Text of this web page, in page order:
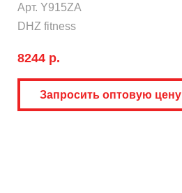
Арт. Y915ZA
DHZ fitness
8244 р.
Запросить оптовую цену